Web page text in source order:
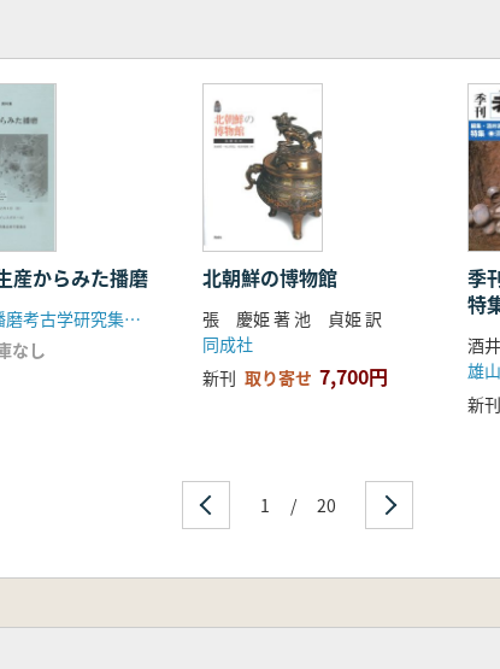
の型式と展開―下里。青山板碑製作遺跡の事例―
先史文化
像に見る水瓶と柄香炉考―特に敦違莫高窟・安西楡林
史教育と考古学(二)―旧石器時代から古墳時代まで、
産からみた播磨
第19回播磨考古学研究集会実行委員会
なし
北朝鮮の博物館
張 慶姫 著 池 貞姫 訳
同成社
新刊 取り寄せ 7,700円
季
特
地
酒
雄
新刊
1 / 20